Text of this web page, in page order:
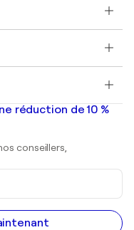
réduction de 10 %
conseillers,